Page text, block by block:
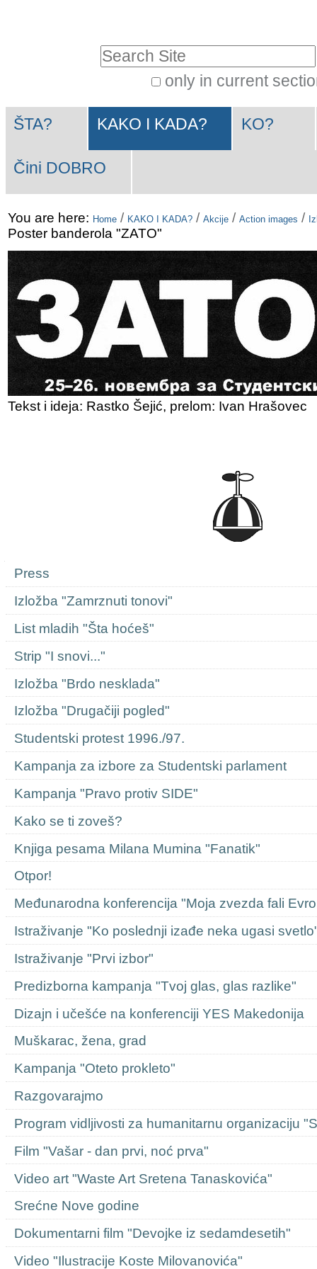
Skip
to
navigation
only in current
Search…
Navigation
ŠTA? KAKO I KADA? KO?
Čini DOBRO
You are here: Home / KAKO I KADA? / Akcije / Action images /
Poster banderola "ZATO"
Tekst i ideja: Rastko Šejić, prelom: Ivan Hrašovec
Press
Izložba "Zamrznuti tonovi"
List mladih "Šta hoćeš"
Strip "I snovi..."
Izložba "Brdo nesklada"
Izložba "Drugačiji pogled"
Studentski protest 1996./97.
Kampanja za izbore za Studentski parlament
Kampanja "Pravo protiv SIDE"
Kako se ti zoveš?
Knjiga pesama Milana Mumina "Fanatik"
Otpor!
Međunarodna konferencija "Moja zvezda fali
Istraživanje "Ko poslednji izađe neka ugasi
Istraživanje "Prvi izbor"
Predizborna kampanja "Tvoj glas, glas razlike"
Dizajn i učešće na konferenciji YES Makedonija
Muškarac, žena, grad
Kampanja "Oteto prokleto"
Razgovarajmo
Program vidljivosti za humanitarnu organizaciju
Film "Vašar - dan prvi, noć prva"
Video art "Waste Art Sretena Tanaskovića"
Srećne Nove godine
Dokumentarni film "Devojke iz sedamdesetih"
Video "Ilustracije Koste Milovanovića"